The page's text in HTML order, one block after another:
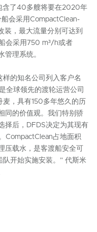
含了40多艘将要在2020年
会采用CompactClean-
，最大流量分别可达到
会采用750 m³/h或者
管理系统。
的知名公司列入客户名
全球领先的渡轮运营公司
，具有150多年悠久的历
同的价值观。我们特别骄
择后，DFDS决定为其现有
CompactClean占地面积
压载水，是客渡船安全可
开始实施安装。” 代斯米